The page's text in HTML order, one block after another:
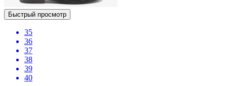
Быстрый просмотр
35
36
37
38
39
40